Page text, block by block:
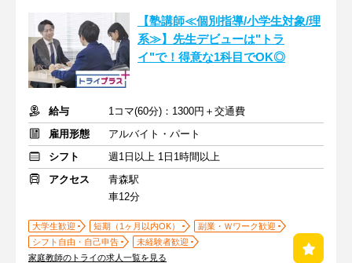
【塾講師≪個別指導/小学生対象/理
系≫】先生デビューは"トラ
イ"で！得意な1科目でOK◎
給与
1コマ(60分)：1300円＋交通費
雇用形態
アルバイト・パート
シフト
週1日以上 1日1時間以上
アクセス
青森駅
車12分
大学生歓迎 短期（1ヶ月以内OK）
副業・Ｗワーク歓迎
シフト自由・自己申告
未経験者歓迎
家庭教師のトライの求人一覧を見る